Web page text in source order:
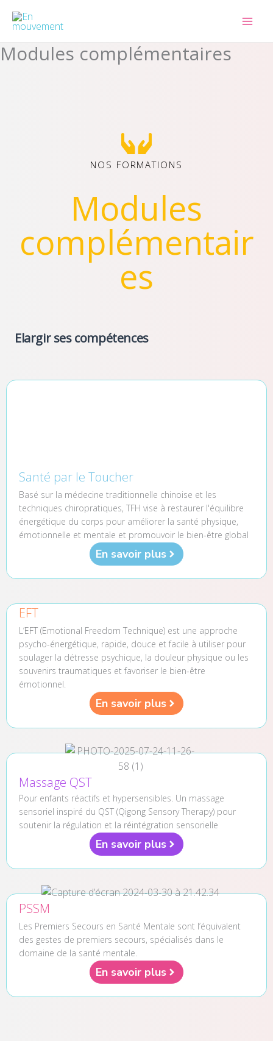
Modules complémentaires
NOS FORMATIONS
Modules
complémentair
es
Elargir ses compétences
Santé par le Toucher
Basé sur la médecine traditionnelle chinoise et les
techniques chiropratiques, TFH vise à restaurer l'équilibre
énergétique du corps pour améliorer la santé physique,
émotionnelle et mentale et promouvoir le bien-être global
En savoir plus
EFT
L’EFT (Emotional Freedom Technique) est une approche
psycho-énergétique, rapide, douce et facile à utiliser pour
soulager la détresse psychique, la douleur physique ou les
souvenirs traumatiques et favoriser le bien-être
émotionnel.
En savoir plus
Massage QST
Pour enfants réactifs et hypersensibles. Un massage
sensoriel inspiré du QST (Qigong Sensory Therapy) pour
soutenir la régulation et la réintégration sensorielle
En savoir plus
PSSM
Les Premiers Secours en Santé Mentale sont l’équivalent
des gestes de premiers secours, spécialisés dans le
domaine de la santé mentale.
En savoir plus